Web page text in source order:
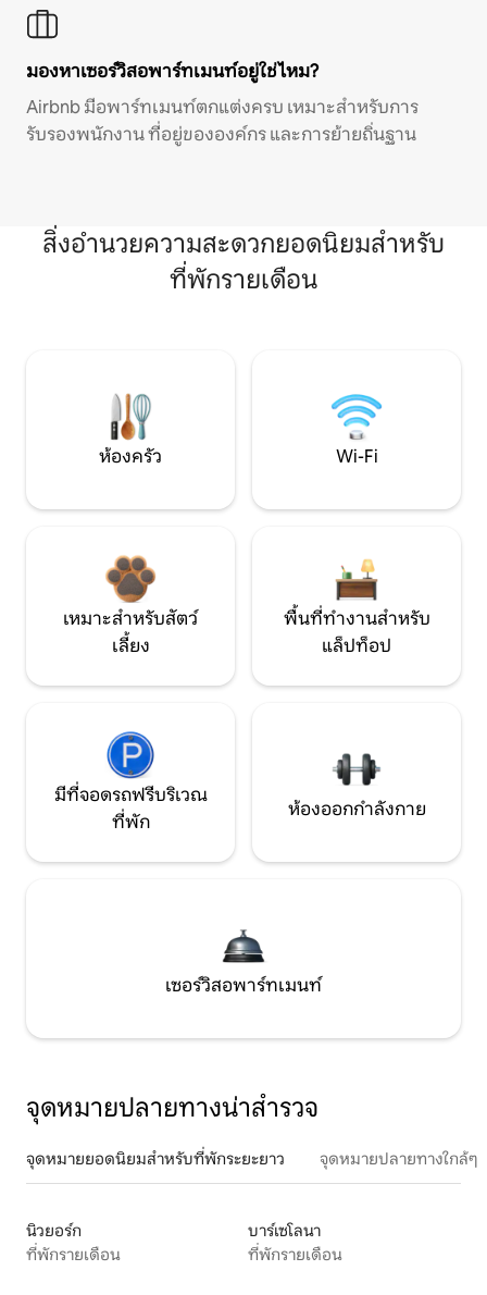
มองหาเซอร์วิสอพาร์ทเมนท์อยู่ใช่ไหม?
Airbnb มีอพาร์ทเมนท์ตกแต่งครบ เหมาะสำหรับการ
รับรองพนักงาน ที่อยู่ขององค์กร และการย้ายถิ่นฐาน
สิ่งอำนวยความสะดวกยอดนิยมสำหรับ
ที่พักรายเดือน
ห้องครัว Wi-Fi
เหมาะสำหรับสัตว์
เลี้ยง
พื้นที่ทำงานสำหรับ
แล็ปท็อป
มีที่จอดรถฟรีบริเวณ
ที่พัก
ห้องออกกำลังกาย
เซอร์วิสอพาร์ทเมนท์
จุดหมายปลายทางน่าสำรวจ
จุดหมายยอดนิยมสำหรับที่พักระยะยาว จุดหมายปลายทางใกล้ๆ
นิวยอร์ก
ที่พักรายเดือน
บาร์เซโลนา
ที่พักรายเดือน